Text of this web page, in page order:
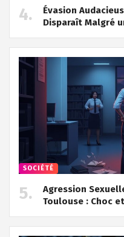
Évasion
Disparaît Malgré
SOCIÉTÉ
Agression
Toulouse : Choc